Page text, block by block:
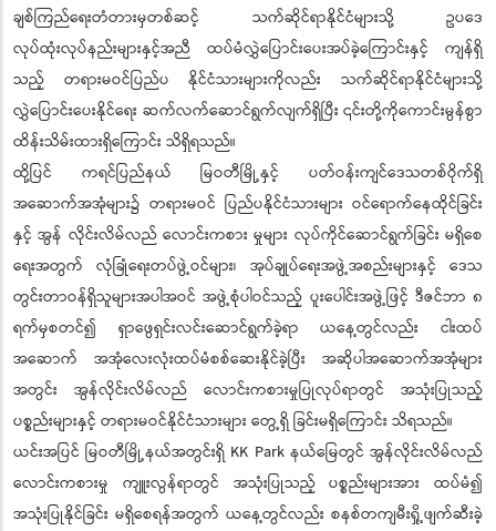
ချစ်ကြည်ရေးတံတားမှတစ်ဆင့် သက်ဆိုင်ရာနိုင်ငံများသို့ ဥပဒေ
လုပ်ထုံးလုပ်နည်းများနှင့်အညီ ထပ်မံလွှဲပြောင်းပေးအပ်ခဲ့ကြောင်းနှင့် ကျန်ရှိ
သည့် တရားမဝင်ပြည်ပ နိုင်ငံသားများကိုလည်း သက်ဆိုင်ရာနိုင်ငံများသို့
လွှဲပြောင်းပေးနိုင်ရေး ဆက်လက်ဆောင်ရွက်လျက်ရှိပြီး ၎င်းတို့ကိုကောင်းမွန်စွာ
ထိန်းသိမ်းထားရှိကြောင်း သိရှိရသည်။
ထို့ပြင် ကရင်ပြည်နယ် မြဝတီမြို့နှင့် ပတ်ဝန်းကျင်ဒေသတစ်ဝိုက်ရှိ
အဆောက်အအုံများ၌ တရားမဝင် ပြည်ပနိုင်ငံသားများ ဝင်ရောက်နေထိုင်ခြင်း
နှင့် အွန် လိုင်းလိမ်လည် လောင်းကစား မှုများ လုပ်ကိုင်ဆောင်ရွက်ခြင်း မရှိစေ
ရေးအတွက် လုံခြုံရေးတပ်ဖွဲ့ဝင်များ၊ အုပ်ချုပ်ရေးအဖွဲ့အစည်းများနှင့် ဒေသ
တွင်းတာဝန်ရှိသူများအပါအဝင် အဖွဲ့စုံပါဝင်သည့် ပူးပေါင်းအဖွဲ့ဖြင့် ဒီဇင်ဘာ ၈
ရက်မှစတင်၍ ရှာဖွေရှင်းလင်းဆောင်ရွက်ခဲ့ရာ ယနေ့တွင်လည်း ငါးထပ်
အဆောက် အအုံလေးလုံးထပ်မံစစ်ဆေးနိုင်ခဲ့ပြီး အဆိုပါအဆောက်အအုံများ
အတွင်း အွန်လိုင်းလိမ်လည် လောင်းကစားမှုပြုလုပ်ရာတွင် အသုံးပြုသည့်
ပစ္စည်းများနှင့် တရားမဝင်နိုင်ငံသားများ တွေ့ရှိ ခြင်းမရှိကြောင်း သိရသည်။
ယင်းအပြင် မြဝတီမြို့နယ်အတွင်းရှိ KK Park နယ်မြေတွင် အွန်လိုင်းလိမ်လည်
လောင်းကစားမှု ကျူးလွန်ရာတွင် အသုံးပြုသည့် ပစ္စည်းများအား ထပ်မံ၍
အသုံးပြုနိုင်ခြင်း မရှိစေရန်အတွက် ယနေ့တွင်လည်း စနစ်တကျမီးရှို့ဖျက်ဆီးခဲ့